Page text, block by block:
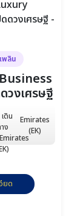
พลิน
วงเศรษฐี
Emirates
(EK)
ยด